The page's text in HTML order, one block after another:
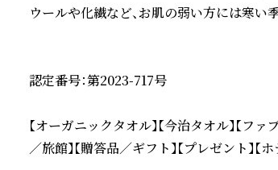
ウールや化繊など、お肌の弱い方には寒い
認定番号：第2023-717号
【オーガニックタオル】【今治タオル】【フ
／旅館】【贈答品／ギフト】【プレゼント】【